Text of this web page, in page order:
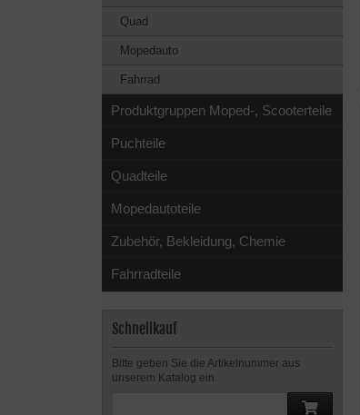
Quad
Mopedauto
Fahrrad
Produktgruppen Moped-, Scooterteile
Puchteile
Quadteile
Mopedautoteile
Zubehör, Bekleidung, Chemie
Fahrradteile
Schnellkauf
Bitte geben Sie die Artikelnummer aus
unserem Katalog ein.